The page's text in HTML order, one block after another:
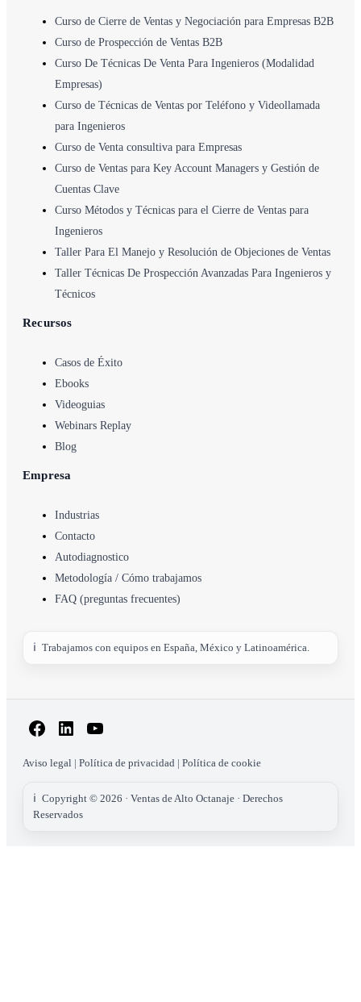
Curso de Cierre de Ventas y Negociación para Empresas B2B
Curso de Prospección de Ventas B2B
Curso De Técnicas De Venta Para Ingenieros (Modalidad
Empresas)
Curso de Técnicas de Ventas por Teléfono y Videollamada
para Ingenieros
Curso de Venta consultiva para Empresas
Curso de Ventas para Key Account Managers y Gestión de
Cuentas Clave
Curso Métodos y Técnicas para el Cierre de Ventas para
Ingenieros
Taller Para El Manejo y Resolución de Objeciones de Ventas
Taller Técnicas De Prospección Avanzadas Para Ingenieros y
Técnicos
Recursos
Casos de Éxito
Ebooks
Videoguias
Webinars Replay
Blog
Empresa
Industrias
Contacto
Autodiagnostico
Metodología / Cómo trabajamos
FAQ (preguntas frecuentes)
Trabajamos con equipos en España, México y Latinoamérica.
Facebook LinkedIn YouTube
Aviso legal | Política de privacidad | Política de cookie
Copyright © 2026 · Ventas de Alto Octanaje · Derechos
Reservados